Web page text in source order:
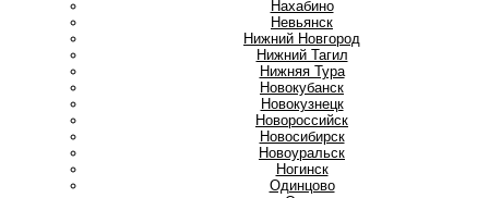
Нахабино
Невьянск
Нижний Новгород
Нижний Тагил
Нижняя Тура
Новокубанск
Новокузнецк
Новороссийск
Новосибирск
Новоуральск
Ногинск
Одинцово